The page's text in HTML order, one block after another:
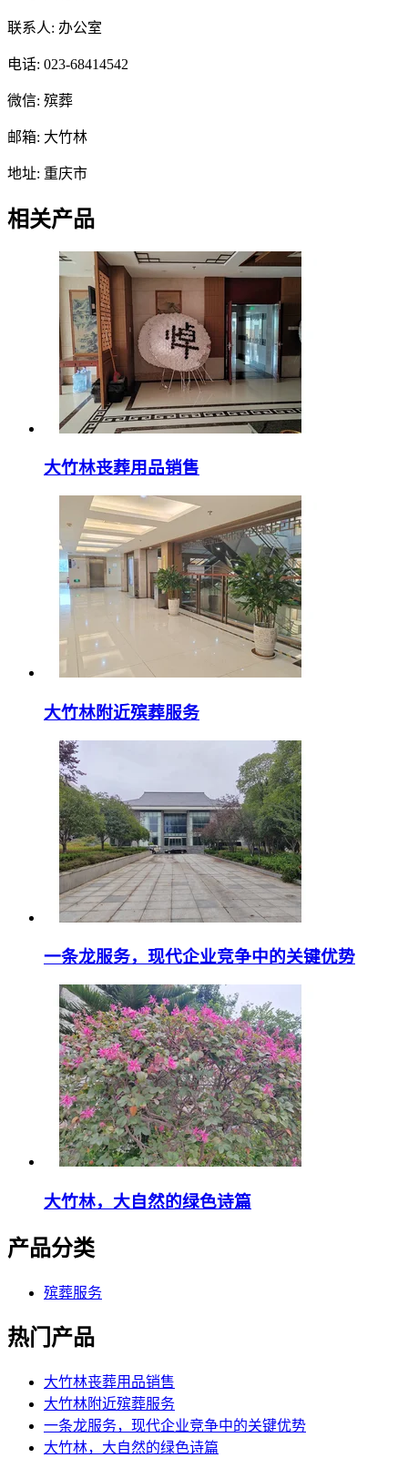
联系人: 办公室
电话: 023-68414542
微信: 殡葬
邮箱: 大竹林
地址: 重庆市
相关产品
大竹林丧葬用品销售
大竹林附近殡葬服务
一条龙服务，现代企业竞争中的关键优势
大竹林，大自然的绿色诗篇
产品分类
殡葬服务
热门产品
大竹林丧葬用品销售
大竹林附近殡葬服务
一条龙服务，现代企业竞争中的关键优势
大竹林，大自然的绿色诗篇